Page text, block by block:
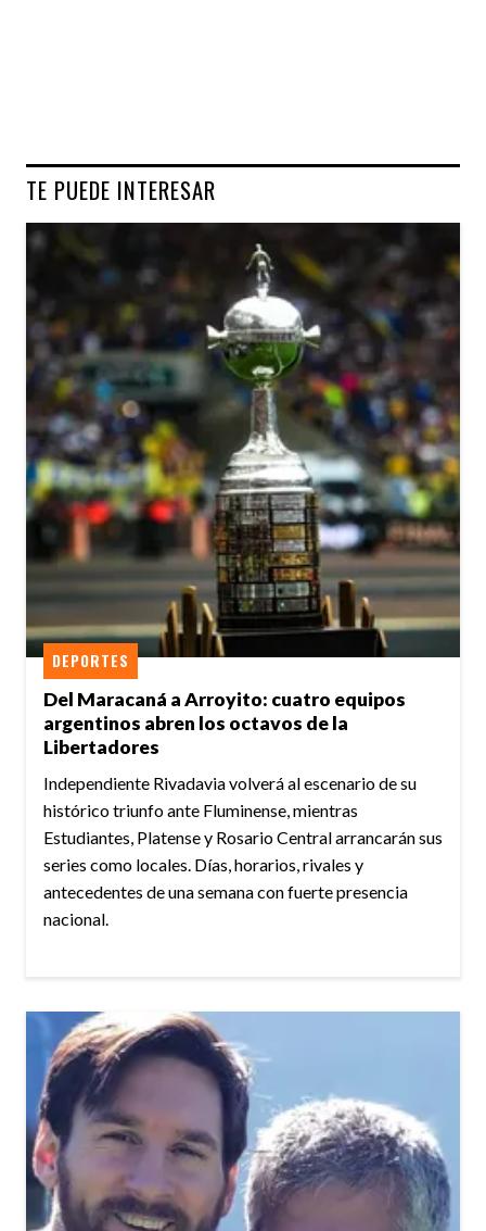
TE PUEDE INTERESAR
Del Maracaná a Arroyito: cuatro equipos
argentinos abren los octavos de la
Libertadores
DEPORTES
Independiente Rivadavia volverá al escenario de su
histórico triunfo ante Fluminense, mientras
Estudiantes, Platense y Rosario Central arrancarán sus
series como locales. Días, horarios, rivales y
antecedentes de una semana con fuerte presencia
nacional.